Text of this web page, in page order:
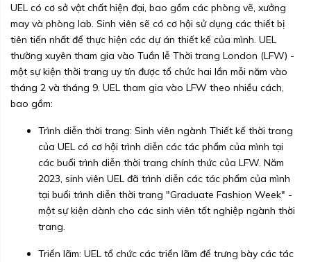
UEL có cơ sở vật chất hiện đại, bao gồm các phòng vẽ, xưởng
may và phòng lab. Sinh viên sẽ có cơ hội sử dụng các thiết bị
tiên tiến nhất để thực hiện các dự án thiết kế của mình. UEL
thường xuyên tham gia vào Tuần lễ Thời trang London (LFW) -
một sự kiện thời trang uy tín được tổ chức hai lần mỗi năm vào
tháng 2 và tháng 9. UEL tham gia vào LFW theo nhiều cách,
bao gồm:
Trình diễn thời trang: Sinh viên ngành Thiết kế thời trang
của UEL có cơ hội trình diễn các tác phẩm của mình tại
các buổi trình diễn thời trang chính thức của LFW. Năm
2023, sinh viên UEL đã trình diễn các tác phẩm của mình
tại buổi trình diễn thời trang "Graduate Fashion Week" -
một sự kiện dành cho các sinh viên tốt nghiệp ngành thời
trang.
Triển lãm: UEL tổ chức các triển lãm để trưng bày các tác